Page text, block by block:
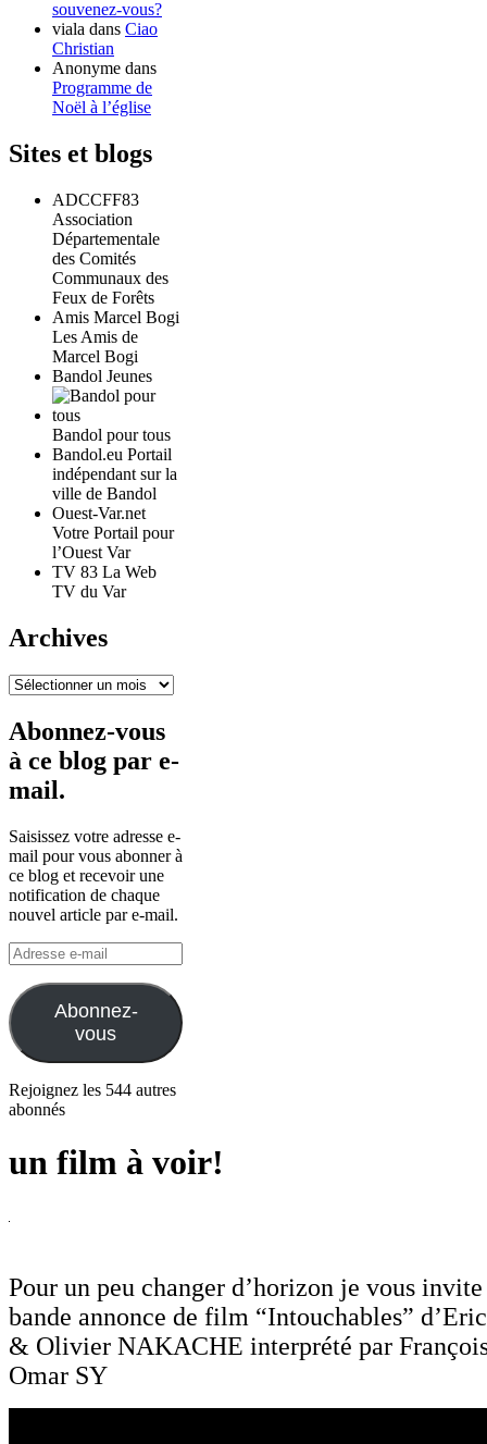
souvenez-vous?
viala dans Ciao
Christian
Anonyme dans
Programme de
Noël à l’église
Sites et blogs
ADCCFF83
Association
Départementale
des Comités
Communaux des
Feux de Forêts
Amis Marcel Bogi
Les Amis de
Marcel Bogi
Bandol Jeunes
Bandol pour tous
Bandol.eu Portail
indépendant sur la
ville de Bandol
Ouest-Var.net
Votre Portail pour
l’Ouest Var
TV 83 La Web
TV du Var
Archives
Archives
Abonnez-vous
à ce blog par e-
mail.
Saisissez votre adresse e-
mail pour vous abonner à
ce blog et recevoir une
notification de chaque
nouvel article par e-mail.
Adresse
e-
mail
Abonnez-
vous
Rejoignez les 544 autres
abonnés
un film à voir!
Pour un peu changer d’horizon je vous
bande annonce de film “Intouchables”
& Olivier NAKACHE interprété par
Omar SY